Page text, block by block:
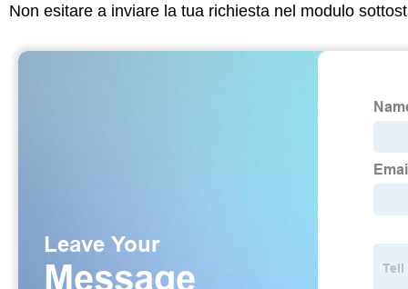
Non esitare a inviare la tua richiesta nel modulo